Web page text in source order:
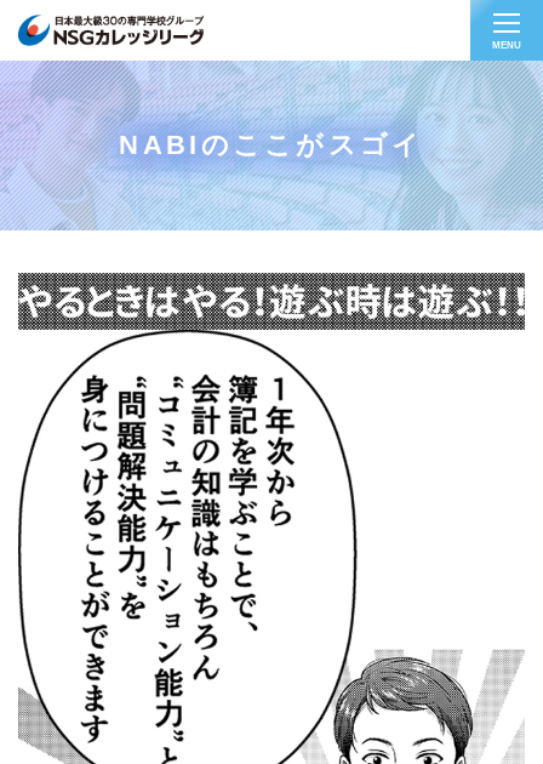
MENU
NABIのここがスゴイ